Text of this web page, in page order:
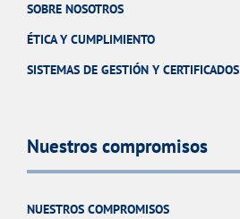
SOBRE NOSOTROS
ÉTICA Y CUMPLIMIENTO
SISTEMAS DE GESTIÓN Y CERTIFICADOS
Nuestros compromisos
NUESTROS COMPROMISOS